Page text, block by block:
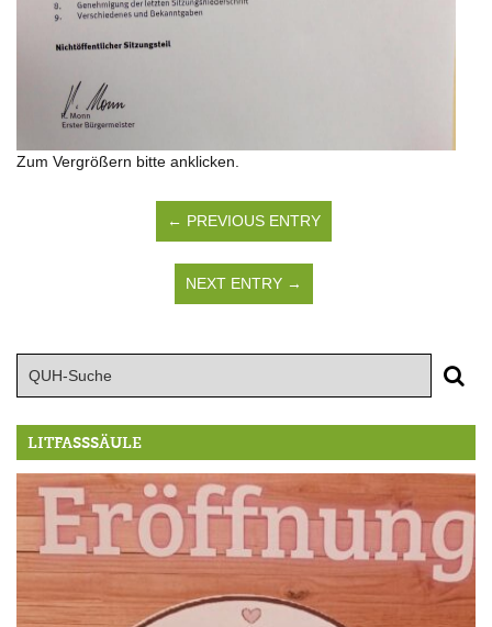
Zum Vergrößern bitte anklicken.
← PREVIOUS ENTRY
NEXT ENTRY →
LITFASSSÄULE